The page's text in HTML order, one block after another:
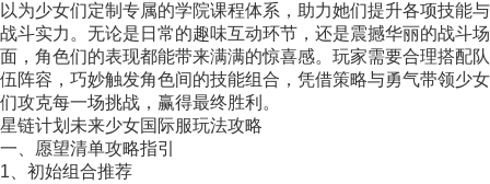
以为少女们定制专属的学院课程体系，助力她们提升各项技能与
战斗实力。无论是日常的趣味互动环节，还是震撼华丽的战斗场
面，角色们的表现都能带来满满的惊喜感。玩家需要合理搭配队
伍阵容，巧妙触发角色间的技能组合，凭借策略与勇气带领少女
们攻克每一场挑战，赢得最终胜利。
星链计划未来少女国际服玩法攻略
一、愿望清单攻略指引
1、初始组合推荐